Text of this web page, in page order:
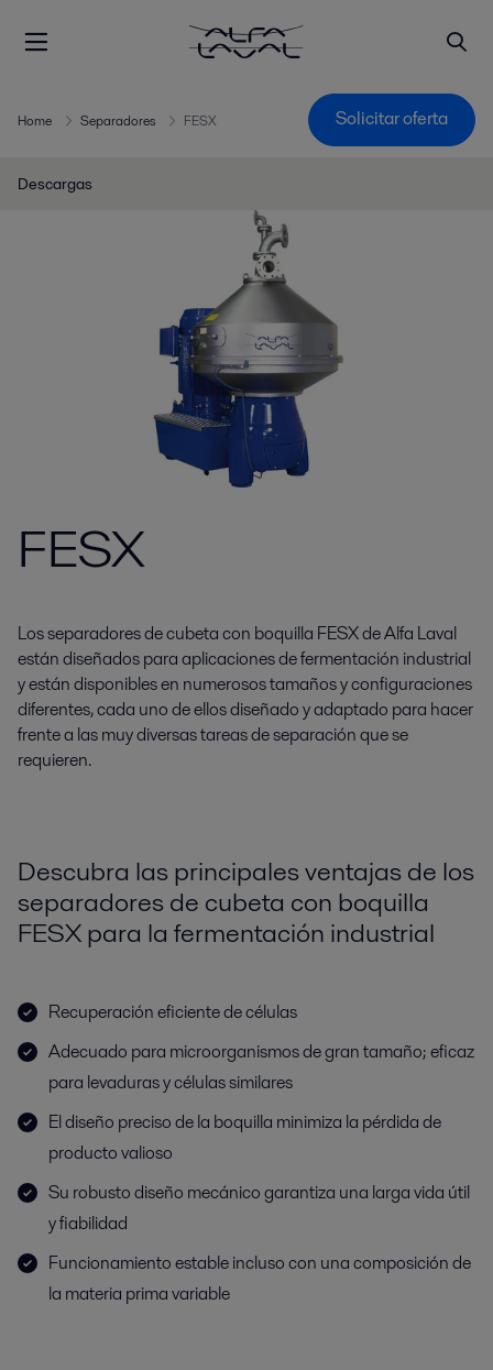
Home Separadores FESX Solicitar oferta
Descargas
FESX
Los separadores de cubeta con boquilla FESX de Alfa Laval
están diseñados para aplicaciones de fermentación industrial
y están disponibles en numerosos tamaños y configuraciones
diferentes, cada uno de ellos diseñado y adaptado para hacer
frente a las muy diversas tareas de separación que se
requieren.
Descubra las principales ventajas de los
separadores de cubeta con boquilla
FESX para la fermentación industrial
Recuperación eficiente de células
Adecuado para microorganismos de gran tamaño; eficaz
para levaduras y células similares
El diseño preciso de la boquilla minimiza la pérdida de
producto valioso
Su robusto diseño mecánico garantiza una larga vida útil
y fiabilidad
Funcionamiento estable incluso con una composición de
la materia prima variable